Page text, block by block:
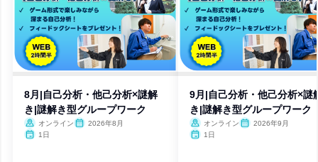
8月|自己分析・他己分析×謎解
き|謎解き型グループワーク
オンライン
2026年8月
1日
9月|自己分析・他己分析×謎
き|謎解き型グループワーク
オンライン
2026年9月
1日